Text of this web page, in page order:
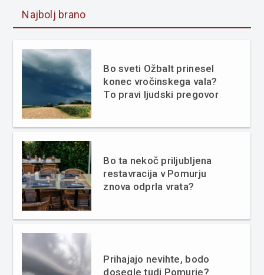
Najbolj brano
Bo sveti Ožbalt prinesel
konec vročinskega vala?
To pravi ljudski pregovor
Bo ta nekoč priljubljena
restavracija v Pomurju
znova odprla vrata?
Prihajajo nevihte, bodo
dosegle tudi Pomurje?